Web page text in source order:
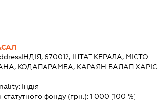
ІНДІЯ, 670012, ШТАТ КЕРАЛА, МІСТО
КОДАПАРАМБА, КАРАЯН ВАЛАП ХАРІС
Індія
статутного фонду (грн.): 1 000 (100 %)